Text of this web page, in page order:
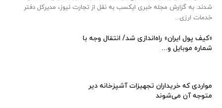
شدند. به گزارش مجله خبری ایکسب به نقل از تجارت نیوز، مدیرکل دفتر
خدمات ارزی...
«کیف پول ایران» راه‌اندازی شد/ انتقال وجه با
شماره موبایل و...
مواردی که خریداران تجهیزات آشپزخانه دیر
متوجه آن می‌شوند